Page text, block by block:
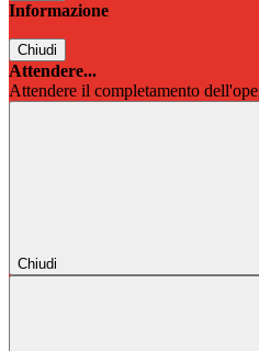
Informazione
Chiudi
Attendere...
Attendere il completamento
Chiudi